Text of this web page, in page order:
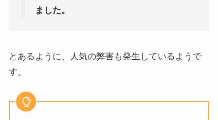
ました。
とあるように、人気の弊害も発生しているようで
す。